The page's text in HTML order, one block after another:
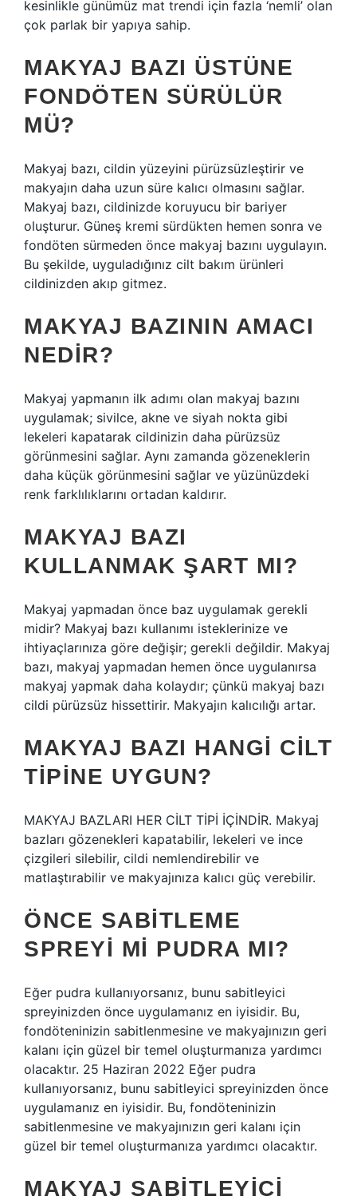
kesinlikle günümüz mat trendi için fazla ‘nemli’ olan
çok parlak bir yapıya sahip.
MAKYAJ BAZI ÜSTÜNE
FONDÖTEN SÜRÜLÜR
MÜ?
Makyaj bazı, cildin yüzeyini pürüzsüzleştirir ve
makyajın daha uzun süre kalıcı olmasını sağlar.
Makyaj bazı, cildinizde koruyucu bir bariyer
oluşturur. Güneş kremi sürdükten hemen sonra ve
fondöten sürmeden önce makyaj bazını uygulayın.
Bu şekilde, uyguladığınız cilt bakım ürünleri
cildinizden akıp gitmez.
MAKYAJ BAZININ AMACI
NEDIR?
Makyaj yapmanın ilk adımı olan makyaj bazını
uygulamak; sivilce, akne ve siyah nokta gibi
lekeleri kapatarak cildinizin daha pürüzsüz
görünmesini sağlar. Aynı zamanda gözeneklerin
daha küçük görünmesini sağlar ve yüzünüzdeki
renk farklılıklarını ortadan kaldırır.
MAKYAJ BAZI
KULLANMAK ŞART MI?
Makyaj yapmadan önce baz uygulamak gerekli
midir? Makyaj bazı kullanımı isteklerinize ve
ihtiyaçlarınıza göre değişir; gerekli değildir. Makyaj
bazı, makyaj yapmadan hemen önce uygulanırsa
makyaj yapmak daha kolaydır; çünkü makyaj bazı
cildi pürüzsüz hissettirir. Makyajın kalıcılığı artar.
MAKYAJ BAZI HANGI CILT
TIPINE UYGUN?
MAKYAJ BAZLARI HER CİLT TİPİ İÇİNDİR. Makyaj
bazları gözenekleri kapatabilir, lekeleri ve ince
çizgileri silebilir, cildi nemlendirebilir ve
matlaştırabilir ve makyajınıza kalıcı güç verebilir.
ÖNCE SABITLEME
SPREYI MI PUDRA MI?
Eğer pudra kullanıyorsanız, bunu sabitleyici
spreyinizden önce uygulamanız en iyisidir. Bu,
fondöteninizin sabitlenmesine ve makyajınızın geri
kalanı için güzel bir temel oluşturmanıza yardımcı
olacaktır. 25 Haziran 2022 Eğer pudra
kullanıyorsanız, bunu sabitleyici spreyinizden önce
uygulamanız en iyisidir. Bu, fondöteninizin
sabitlenmesine ve makyajınızın geri kalanı için
güzel bir temel oluşturmanıza yardımcı olacaktır.
MAKYAJ SABITLEYICI